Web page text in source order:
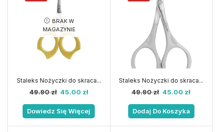
BRAK W
MAGAZYNIE
Staleks Nożyczki do skraca...
49.90zł 45.00 zł
Dowiedz Się Więcej
Staleks Nożyczki do skraca...
49.90zł 45.00 zł
Dodaj Do Koszyka